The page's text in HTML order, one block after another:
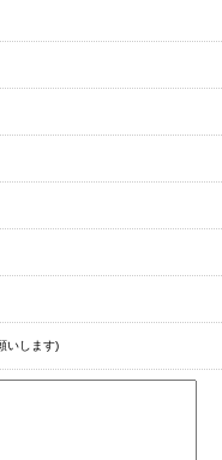
いします)